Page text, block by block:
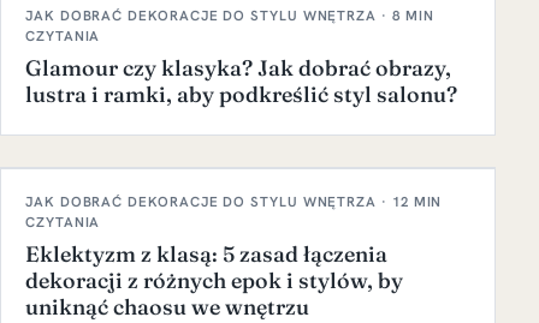
JAK DOBRAĆ DEKORACJE DO STYLU WNĘTRZA · 8 MIN
CZYTANIA
Glamour czy klasyka? Jak dobrać obrazy,
lustra i ramki, aby podkreślić styl salonu?
JAK DOBRAĆ DEKORACJE DO STYLU WNĘTRZA · 12 MIN
CZYTANIA
Eklektyzm z klasą: 5 zasad łączenia
dekoracji z różnych epok i stylów, by
uniknąć chaosu we wnętrzu